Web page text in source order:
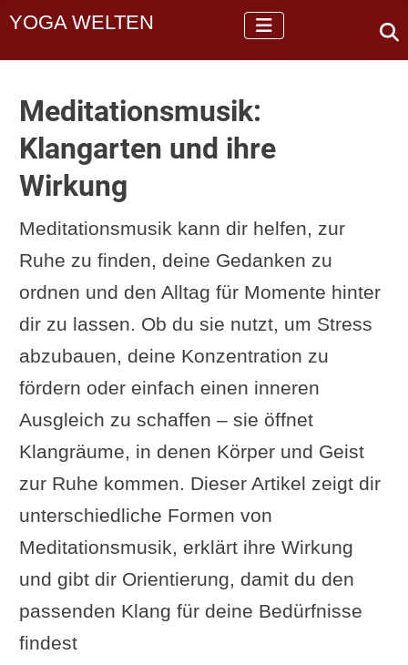
YOGA WELTEN
Meditationsmusik:
Klangarten und ihre
Wirkung
Meditationsmusik kann dir helfen, zur
Ruhe zu finden, deine Gedanken zu
ordnen und den Alltag für Momente hinter
dir zu lassen. Ob du sie nutzt, um Stress
abzubauen, deine Konzentration zu
fördern oder einfach einen inneren
Ausgleich zu schaffen – sie öffnet
Klangräume, in denen Körper und Geist
zur Ruhe kommen. Dieser Artikel zeigt dir
unterschiedliche Formen von
Meditationsmusik, erklärt ihre Wirkung
und gibt dir Orientierung, damit du den
passenden Klang für deine Bedürfnisse
findest